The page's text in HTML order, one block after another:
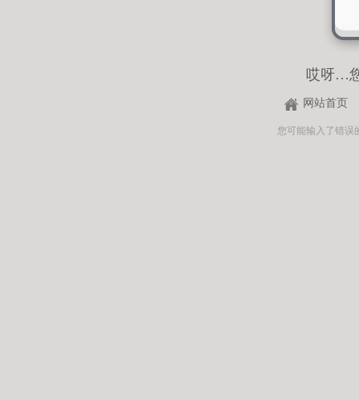
哎呀…
网站首页
您可能输入了错误